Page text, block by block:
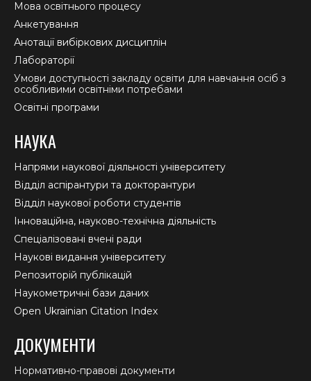
Мова освітнього процесу
Анкетування
Анотації вибіркових дисциплін
Лабораторії
Умови доступності закладу освіти для навчання осіб з
особливими освітніми потребами
Освітні програми
НАУКА
Напрями наукової діяльності університету
Відділ аспірантури та докторантури
Відділ наукової роботи студентів
Інноваційна, науково-технічна діяльність
Спеціалізовані вчені ради
Наукові видання університету
Репозиторій публікацій
Наукометричні бази даних
Open Ukrainian Citation Index
ДОКУМЕНТИ
Нормативно-правові документи